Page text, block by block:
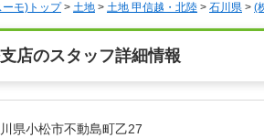
モ)トップ> 土地 > 土地 甲信越・北陸 > 石川県 > (
店のスタッフ詳細情報
県小松市不動島町乙27